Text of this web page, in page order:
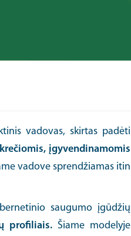
vadovas, skirtas padėti
įgyvendinamomis
vadove sprendžiamas itin
saugumo įgūdžių
profiliais.Šiame modelyje